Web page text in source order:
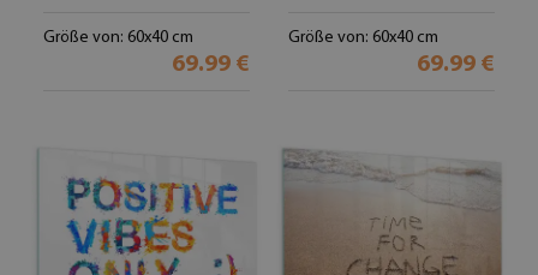
Größe von: 60x40 cm
69.99 €
Größe von: 60x40 cm
69.99 €